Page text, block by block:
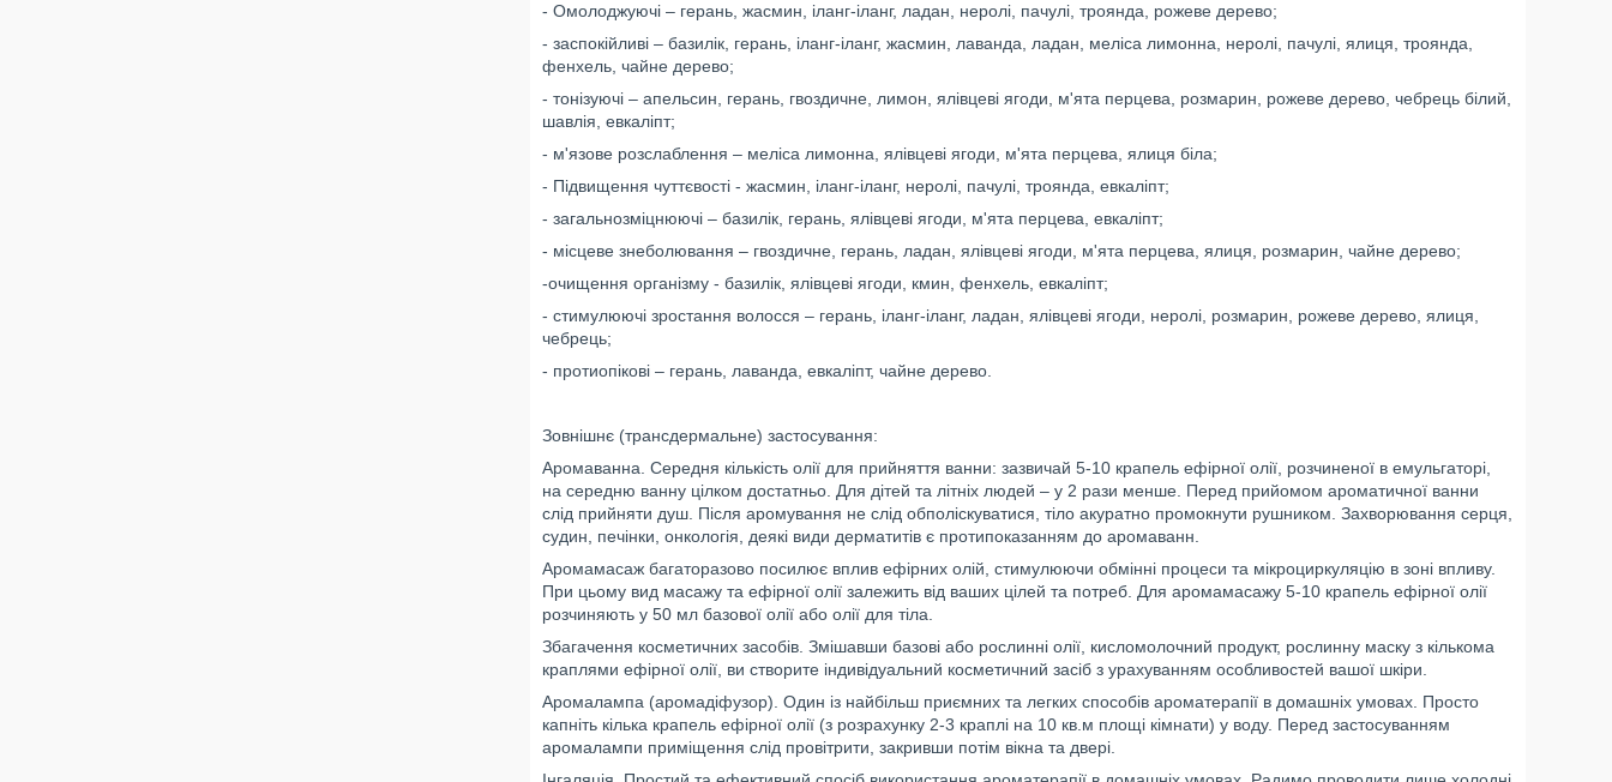
- Омолоджуючі – герань, жасмин, іланг-іланг, ладан, неролі, пачулі, троянда, рожеве дерево;
- заспокійливі – базилік, герань, іланг-іланг, жасмин, лаванда, ладан, меліса лимонна, неролі, пачулі, ялиця, троянда,
фенхель, чайне дерево;
- тонізуючі – апельсин, герань, гвоздичне, лимон, ялівцеві ягоди, м'ята перцева, розмарин, рожеве дерево, чебрець білий,
шавлія, евкаліпт;
- м'язове розслаблення – меліса лимонна, ялівцеві ягоди, м'ята перцева, ялиця біла;
- Підвищення чуттєвості - жасмин, іланг-іланг, неролі, пачулі, троянда, евкаліпт;
- загальнозміцнюючі – базилік, герань, ялівцеві ягоди, м'ята перцева, евкаліпт;
- місцеве знеболювання – гвоздичне, герань, ладан, ялівцеві ягоди, м'ята перцева, ялиця, розмарин, чайне дерево;
-очищення організму - базилік, ялівцеві ягоди, кмин, фенхель, евкаліпт;
- стимулюючі зростання волосся – герань, іланг-іланг, ладан, ялівцеві ягоди, неролі, розмарин, рожеве дерево, ялиця,
чебрець;
- протиопікові – герань, лаванда, евкаліпт, чайне дерево.
Зовнішнє (трансдермальне) застосування:
Аромаванна. Середня кількість олії для прийняття ванни: зазвичай 5-10 крапель ефірної олії, розчиненої в емульгаторі,
на середню ванну цілком достатньо. Для дітей та літніх людей – у 2 рази менше. Перед прийомом ароматичної ванни
слід прийняти душ. Після аромування не слід обполіскуватися, тіло акуратно промокнути рушником. Захворювання серця,
судин, печінки, онкологія, деякі види дерматитів є протипоказанням до аромаванн.
Аромамасаж багаторазово посилює вплив ефірних олій, стимулюючи обмінні процеси та мікроциркуляцію в зоні впливу.
При цьому вид масажу та ефірної олії залежить від ваших цілей та потреб. Для аромамасажу 5-10 крапель ефірної олії
розчиняють у 50 мл базової олії або олії для тіла.
Збагачення косметичних засобів. Змішавши базові або рослинні олії, кисломолочний продукт, рослинну маску з кількома
краплями ефірної олії, ви створите індивідуальний косметичний засіб з урахуванням особливостей вашої шкіри.
Аромалампа (аромадіфузор). Один із найбільш приємних та легких способів ароматерапії в домашніх умовах. Просто
капніть кілька крапель ефірної олії (з розрахунку 2-3 краплі на 10 кв.м площі кімнати) у воду. Перед застосуванням
аромалампи приміщення слід провітрити, закривши потім вікна та двері.